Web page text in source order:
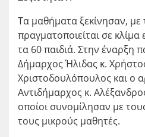
Τα μαθήματα ξεκίνησαν,
πραγματοποιείται σε
τα 60 παιδιά. Στην έναρξη
Δήμαρχος Ήλιδας κ.
Χριστοδουλόπουλος και ο
Αντιδήμαρχος κ.
οποίοι συνομίλησαν με
τους μικρούς μαθητές.